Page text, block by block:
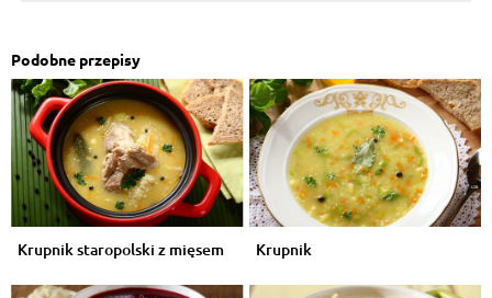
Podobne przepisy
Krupnik staropolski z mięsem Krupnik